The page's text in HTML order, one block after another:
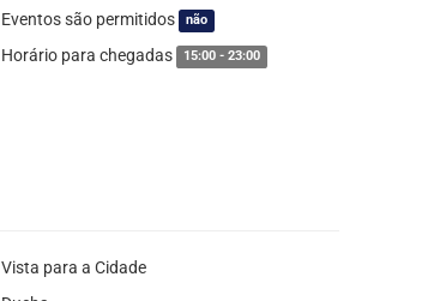
Eventos são permitidos não
Horário para chegadas 15:00 - 23:00
Vista para a Cidade